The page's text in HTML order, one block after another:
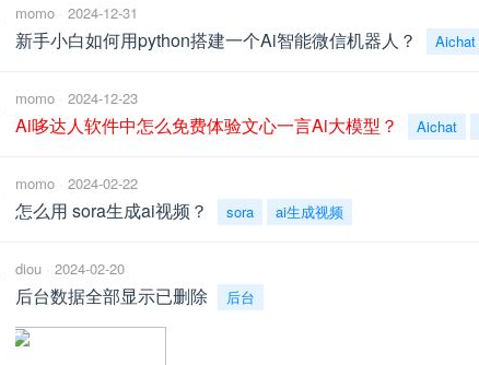
momo 2024-12-31
新手小白如何用python搭建一个Ai智能微信机器人？ Aichat
momo 2024-12-23
Ai哆达人软件中怎么免费体验文心一言Ai大模型？ Aichat
momo 2024-02-22
怎么用 sora生成ai视频？ sora ai生成视频
diou 2024-02-20
后台数据全部显示已删除 后台